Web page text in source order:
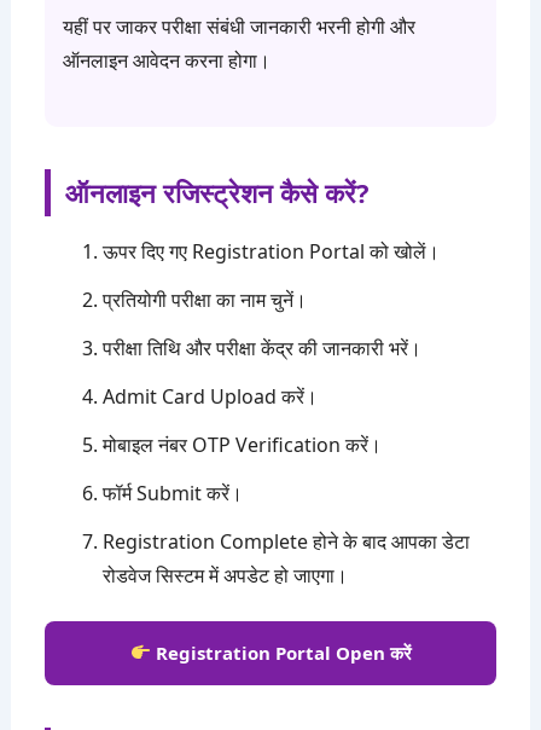
यहीं पर जाकर परीक्षा संबंधी जानकारी भरनी होगी और
ऑनलाइन आवेदन करना होगा।
ऑनलाइन रजिस्ट्रेशन कैसे करें?
ऊपर दिए गए Registration Portal को खोलें।
प्रतियोगी परीक्षा का नाम चुनें।
परीक्षा तिथि और परीक्षा केंद्र की जानकारी भरें।
Admit Card Upload करें।
मोबाइल नंबर OTP Verification करें।
फॉर्म Submit करें।
Registration Complete होने के बाद आपका डेटा
रोडवेज सिस्टम में अपडेट हो जाएगा।
Registration Portal Open करें